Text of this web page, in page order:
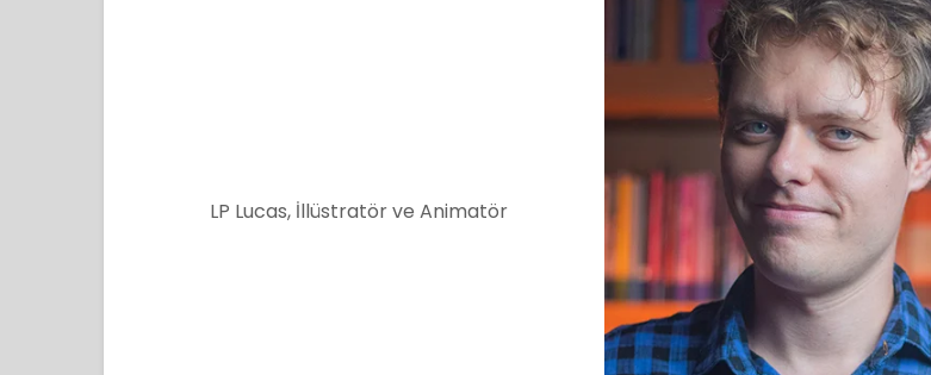
LP Lucas, İllüstratör ve Animatör